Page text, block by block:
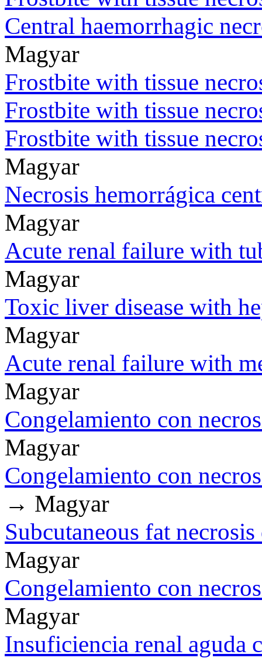
Central haemorrhagic
Magyar
Frostbite with tissue
Frostbite with tissue
Frostbite with tissue
Magyar
Necrosis hemorrágica
Magyar
Acute renal failure with
Magyar
Toxic liver disease with
Magyar
Acute renal failure with
Magyar
Congelamiento con
Magyar
Congelamiento con
→ Magyar
Subcutaneous fat
Magyar
Congelamiento con
Magyar
Insuficiencia renal aguda